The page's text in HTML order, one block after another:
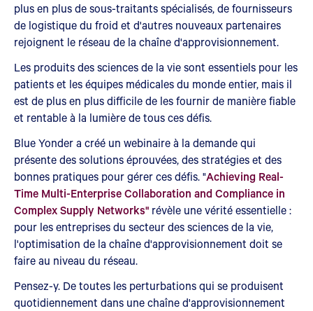
plus en plus de sous-traitants spécialisés, de fournisseurs
de logistique du froid et d'autres nouveaux partenaires
rejoignent le réseau de la chaîne d'approvisionnement.
Les produits des sciences de la vie sont essentiels pour les
patients et les équipes médicales du monde entier, mais il
est de plus en plus difficile de les fournir de manière fiable
et rentable à la lumière de tous ces défis.
Blue Yonder a créé un webinaire à la demande qui
présente des solutions éprouvées, des stratégies et des
bonnes pratiques pour gérer ces défis. "Achieving Real-
Time Multi-Enterprise Collaboration and Compliance in
Complex Supply Networks" révèle une vérité essentielle :
pour les entreprises du secteur des sciences de la vie,
l'optimisation de la chaîne d'approvisionnement doit se
faire au niveau du réseau.
Pensez-y. De toutes les perturbations qui se produisent
quotidiennement dans une chaîne d'approvisionnement